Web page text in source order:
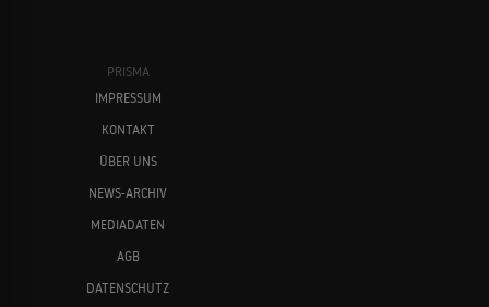
PRISMA
IMPRESSUM
KONTAKT
ÜBER UNS
NEWS-ARCHIV
MEDIADATEN
AGB
DATENSCHUTZ